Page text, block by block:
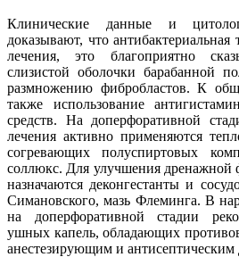
Клинические данные и
доказывают, что антибактериальная
лечения, это благоприятно
слизистой оболочки барабанной
размножению фибробластов. К
также использование
средств. На доперфоративной
лечения активно применяются
согревающих полуспиртовых
соллюкс. Для улучшения дренажной
назначаются деконгестанты и
Симановского, мазь Флеминга. В
на доперфоративной стадии
ушных капель, обладающих
анестезирующим и антисептическим